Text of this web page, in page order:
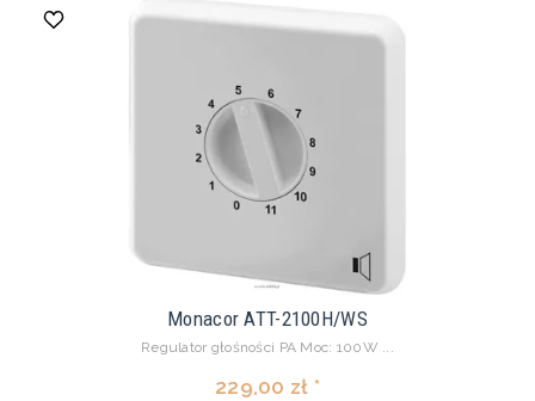
Monacor ATT-2100H/WS
Regulator głośności PA Moc: 100W ...
229,00 zł *